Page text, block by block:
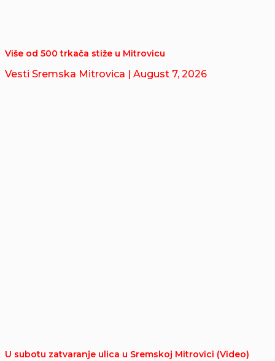
Više od 500 trkača stiže u Mitrovicu
Vesti Sremska Mitrovica | August 7, 2026
U subotu zatvaranje ulica u Sremskoj Mitrovici (Video)